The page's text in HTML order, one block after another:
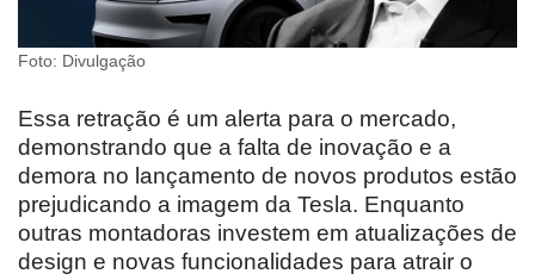
Foto: Divulgação
Essa retração é um alerta para o mercado,
demonstrando que a falta de inovação e a
demora no lançamento de novos produtos estão
prejudicando a imagem da Tesla. Enquanto
outras montadoras investem em atualizações de
design e novas funcionalidades para atrair o